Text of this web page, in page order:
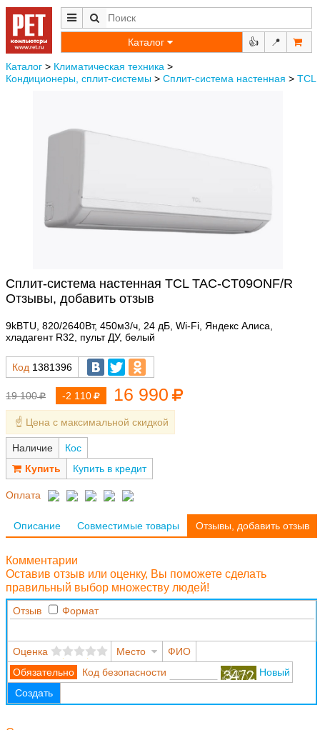
Каталог 👍 📍
Каталог > Климатическая техника >
Кондиционеры, сплит-системы > Сплит-система настенная > TCL
Сплит-система настенная TCL TAC-CT09ONF/R
Отзывы, добавить отзыв
9kBTU, 820/2640Вт, 450м3/ч, 24 дБ, Wi-Fi, Яндекс Алиса,
хладагент R32, пульт ДУ, белый
Код 1381396
19 100 -2 110 16 990
☝️ Цена с максимальной скидкой
Наличие
Кос
Купить в кредит
Оплата
Описание Совместимые товары Отзывы, добавить отзыв
Комментарии
Оставив отзыв или оценку, Вы поможете сделать
правильный выбор множеству людей!
Отзыв Формат
Оценка Место
ФИО
Код безопасности
Новый
Создать